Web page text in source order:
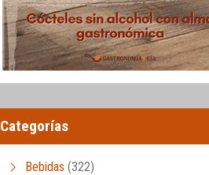
Categorías
Bebidas (322)